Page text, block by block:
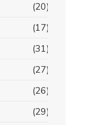
(20)
(17)
(31)
(27)
(26)
(29)